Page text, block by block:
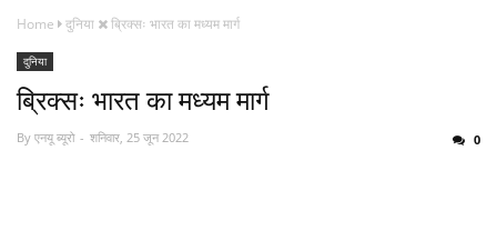
Home दुनिया ब्रिक्सः भारत का मध्यम मार्ग
दुनिया
ब्रिक्सः भारत का मध्यम मार्ग
By एनयू ब्यूरो शनिवार, 25 जून 2022 0